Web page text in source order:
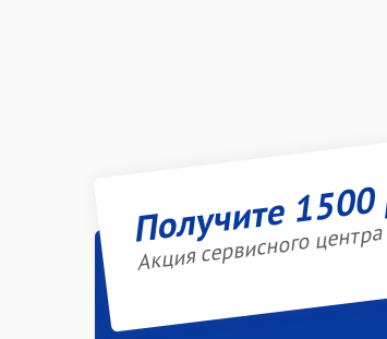
Получите
Акция сервисного